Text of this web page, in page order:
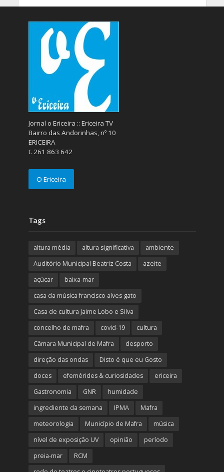
Jornal o Ericeira :: Ericeira TV
Bairro das Andorinhas, nº 10
ERICEIRA
t. 261 863 642
O Ericeira
Tags
altura média altura significativa
ambiente
Auditório Municipal Beatriz Costa
azeite
açúcar
baixa-mar
casa da música francisco alves gato
Casa de cultura Jaime Lobo e Silva
concelho de mafra
covid-19
cultura
Câmara Municipal de Mafra
desporto
direção das ondas
Disto é que eu Gosto
doces
efemérides & curiosidades
ericeira
Gastronomia
GNR
humidade
ingrediente da semana
IPMA
Mafra
meteorologia
Município de Mafra
música
nível de exposição UV
opinião
período
preia-mar
RCM